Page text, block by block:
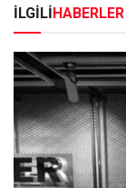
İLGİLİHABERLER